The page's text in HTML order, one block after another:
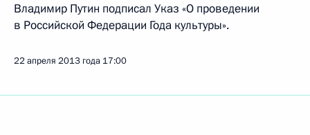
Владимир Путин подписал Указ «О проведении
в Российской Федерации Года культуры».
22 апреля 2013 года 17:00